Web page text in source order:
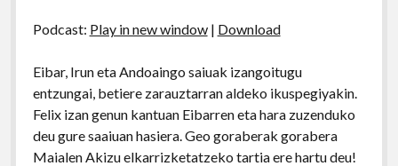
Podcast: Play in new window| Download
Eibar, Irun eta Andoaingo saiuak izangoitugu
entzungai, betiere zarauztarran aldeko ikuspegiyakin.
Felix izan genun kantuan Eibarren eta hara zuzenduko
deu gure saaiuan hasiera. Geo goraberak gorabera
Maialen Akizu elkarrizketatzeko tartia ere hartu deu!